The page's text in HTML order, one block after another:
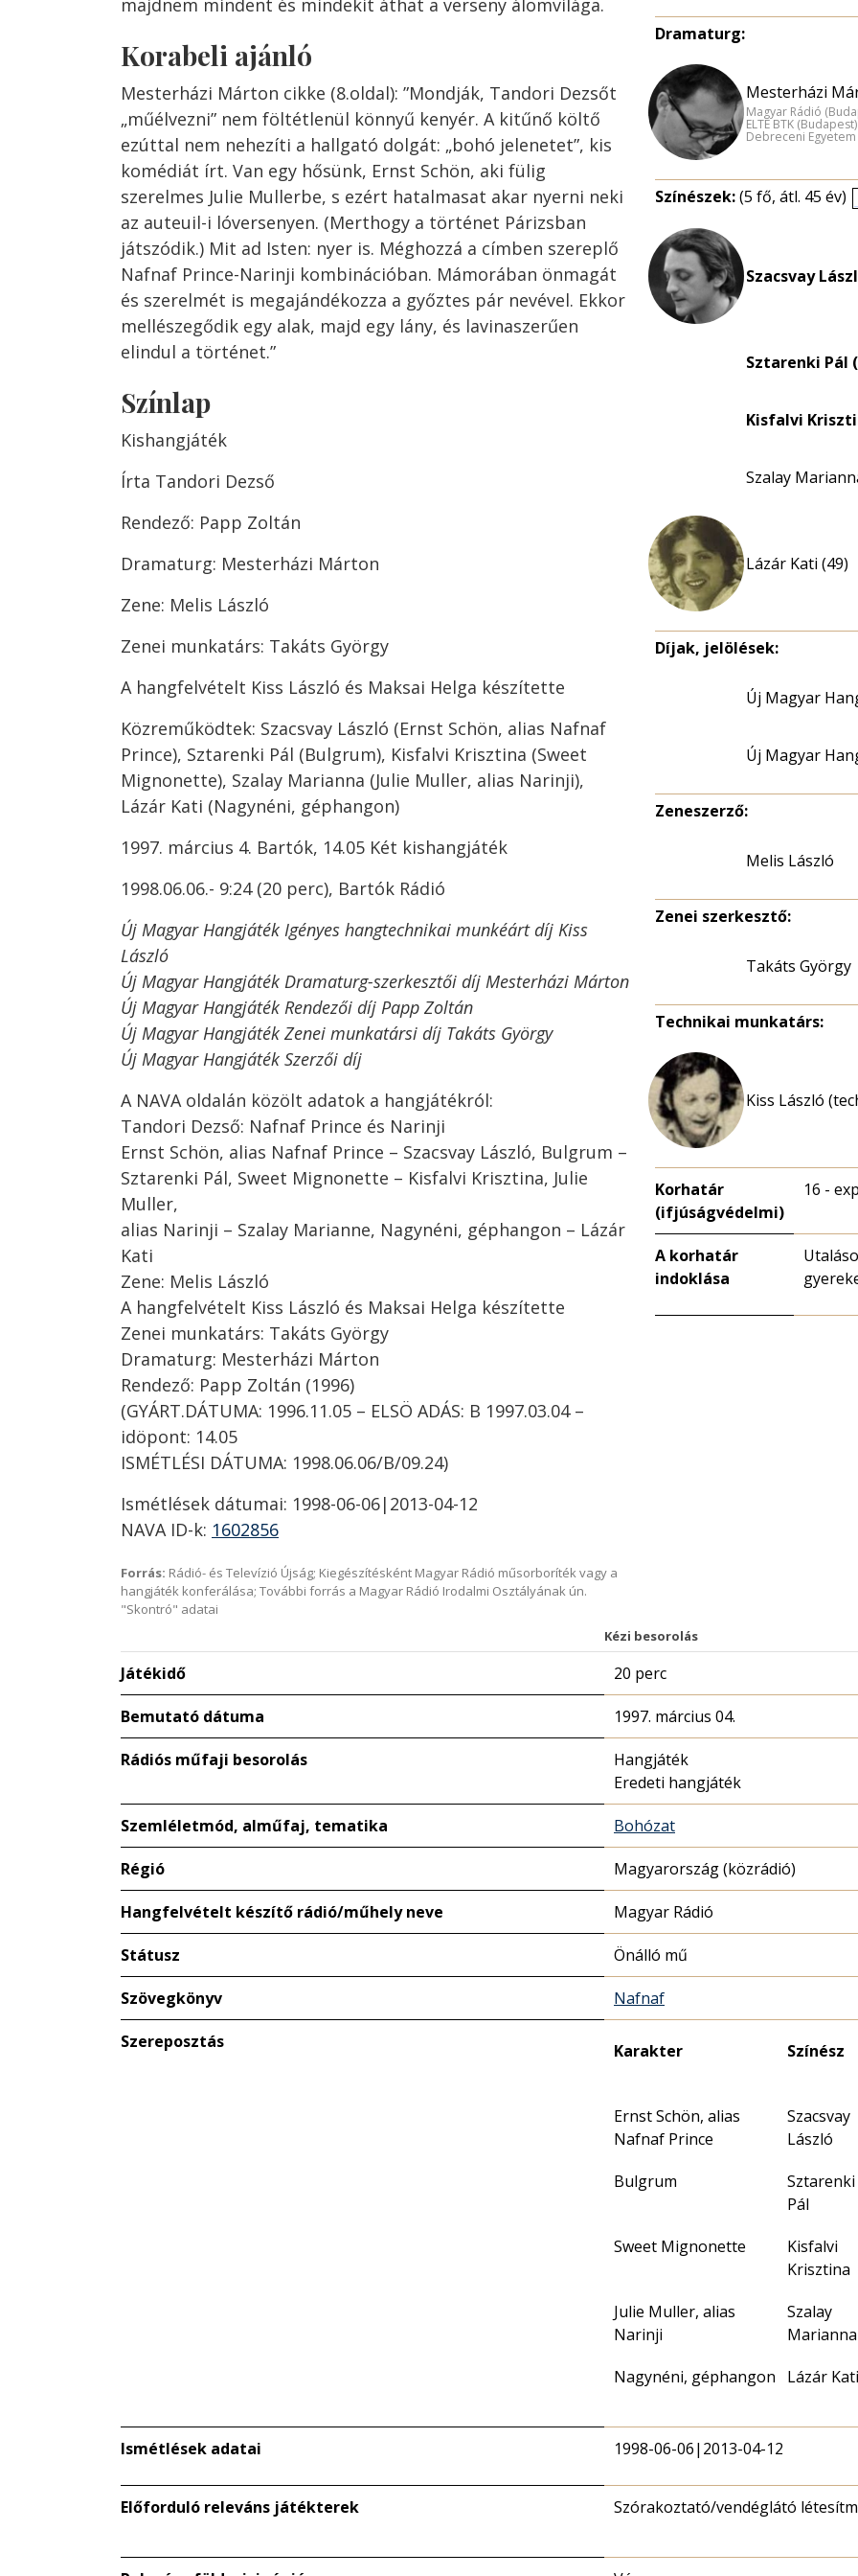
majdnem mindent és mindekit áthat a verseny álomvilága.
Korabeli ajánló
Mesterházi Márton cikke (8.oldal): ”Mondják, Tandori Dezsőt
„műélvezni” nem föltétlenül könnyű kenyér. A kitűnő költő
ezúttal nem nehezíti a hallgató dolgát: „bohó jelenetet”, kis
komédiát írt. Van egy hősünk, Ernst Schön, aki fülig
szerelmes Julie Mullerbe, s ezért hatalmasat akar nyerni neki
az auteuil-i lóversenyen. (Merthogy a történet Párizsban
játszódik.) Mit ad Isten: nyer is. Méghozzá a címben szereplő
Nafnaf Prince-Narinji kombinációban. Mámorában önmagát
és szerelmét is megajándékozza a győztes pár nevével. Ekkor
mellészegődik egy alak, majd egy lány, és lavinaszerűen
elindul a történet.”
Színlap
Kishangjáték
Írta Tandori Dezső
Rendező: Papp Zoltán
Dramaturg: Mesterházi Márton
Zene: Melis László
Zenei munkatárs: Takáts György
A hangfelvételt Kiss László és Maksai Helga készítette
Közreműködtek: Szacsvay László (Ernst Schön, alias Nafnaf
Prince), Sztarenki Pál (Bulgrum), Kisfalvi Krisztina (Sweet
Mignonette), Szalay Marianna (Julie Muller, alias Narinji),
Lázár Kati (Nagynéni, géphangon)
1997. március 4. Bartók, 14.05 Két kishangjáték
1998.06.06.- 9:24 (20 perc), Bartók Rádió
Új Magyar Hangjáték Igényes hangtechnikai munkéárt díj Kiss
László
Új Magyar Hangjáték Dramaturg-szerkesztői díj Mesterházi Márton
Új Magyar Hangjáték Rendezői díj Papp Zoltán
Új Magyar Hangjáték Zenei munkatársi díj Takáts György
Új Magyar Hangjáték Szerzői díj
A NAVA oldalán közölt adatok a hangjátékról:
Tandori Dezső: Nafnaf Prince és Narinji
Ernst Schön, alias Nafnaf Prince – Szacsvay László, Bulgrum –
Sztarenki Pál, Sweet Mignonette – Kisfalvi Krisztina, Julie
Muller,
alias Narinji – Szalay Marianne, Nagynéni, géphangon – Lázár
Kati
Zene: Melis László
A hangfelvételt Kiss László és Maksai Helga készítette
Zenei munkatárs: Takáts György
Dramaturg: Mesterházi Márton
Rendező: Papp Zoltán (1996)
(GYÁRT.DÁTUMA: 1996.11.05 – ELSÖ ADÁS: B 1997.03.04 –
idöpont: 14.05
ISMÉTLÉSI DÁTUMA: 1998.06.06/B/09.24)
Ismétlések dátumai: 1998-06-06|2013-04-12
NAVA ID-k: 1602856
Forrás: Rádió- és Televízió Újság; Kiegészítésként Magyar Rádió műsorboríték vagy a
hangjáték konferálása; További forrás a Magyar Rádió Irodalmi Osztályának ún.
"Skontró" adatai
Dramaturg:
Mesterházi
Magyar Rádió
ELTE BTK (Budapest)
Debreceni
Színészek:(5 fő, átl. 45 év)
Szacsvay
Sztarenki Pál
Kisfalvi
Szalay
Lázár Kati (49)
Díjak, jelölések:
Új Magyar
Új Magyar
Zeneszerző:
Melis László
Zenei szerkesztő:
Takáts György
Technikai munkatárs:
Kiss László
Korhatár
(ifjúságvédelmi)
16 -
A korhatár
indoklása
Kézi besorolás
Játékidő 20 perc
Bemutató dátuma 1997. március 04.
Rádiós műfaji besorolás
Hangjáték
Eredeti hangjáték
Szemléletmód, alműfaj, tematika Bohózat
Régió Magyarország (közrádió)
Hangfelvételt készítő rádió/műhely neve Magyar Rádió
Státusz Önálló mű
Szövegkönyv Nafnaf
Szereposztás Karakter Színész
Ernst Schön, alias
Nafnaf Prince
Szacsvay
László
Bulgrum
Sztarenki
Pál
Sweet Mignonette
Kisfalvi
Krisztina
Julie Muller, alias
Narinji
Szalay
Marianna
Nagynéni, géphangon
Lázár Kati
Ismétlések adatai 1998-06-06|2013-04-12
Előforduló releváns játékterek Szórakoztató/vendéglátó